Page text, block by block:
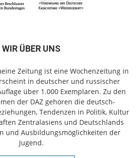
WIR ÜBER UNS
Zeitung ist eine Wochenzeitung in
in deutscher und russischer
über 1.000 Exemplaren. Zu den
der DAZ gehören die deutsch-
Tendenzen in Politik, Kultur
Zentralasiens und Deutschlands
und Ausbildungsmöglichkeiten der
Jugend.